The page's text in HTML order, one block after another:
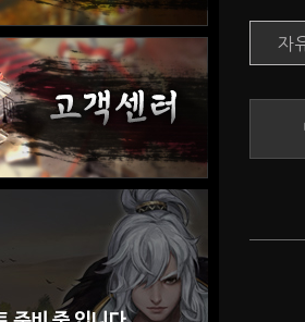
자